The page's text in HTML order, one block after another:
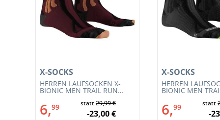
HERREN LAUFSOCKEN X-
BIONIC MEN TRAIL RUN
R019)
X-SOCKS
6,99 statt29,99 €
-23,00 €
HERREN
BIONIC MEN
011)
X-SOCKS
6,99 statt
-